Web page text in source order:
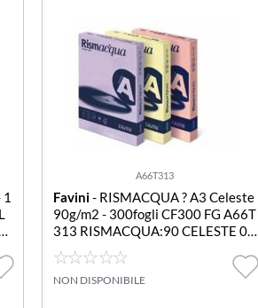
A66T313
Favini- RISMACQUA ? A3 Celeste
90g/m2 - 300fogli CF300 FG A66T
313 RISMACQUA:90 CELESTE 08
A3
NON DISPONIBILE